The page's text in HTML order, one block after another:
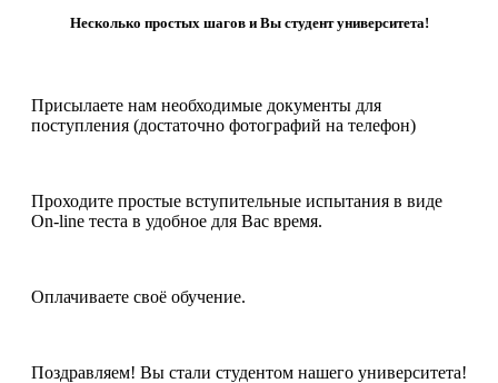
Несколько простых шагов и Вы студент университета!
Присылаете нам необходимые документы для
поступления (достаточно фотографий на телефон)
Проходите простые вступительные испытания в виде
On-line теста в удобное для Вас время.
Оплачиваете своё обучение.
Поздравляем! Вы стали студентом нашего университета!